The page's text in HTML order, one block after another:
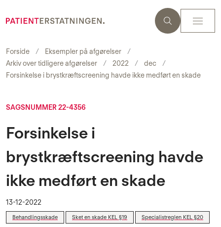
Forside
Eksempler på afgørelser
Arkiv over tidligere afgørelser
2022
dec
Forsinkelse i brystkræftscreening havde ikke medført en skade
SAGSNUMMER 22-4356
Forsinkelse i
brystkræftscreening havde
ikke medført en skade
13-12-2022
Behandlingsskade Sket en skade KEL §19 Specialistreglen KEL §20